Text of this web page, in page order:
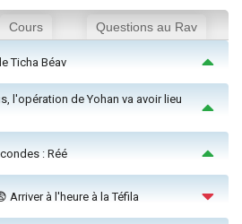
Cours Questions au Rav
Ticha Béav
l'opération de Yohan va avoir lieu
: Réé
Arriver à l'heure à la Téfila